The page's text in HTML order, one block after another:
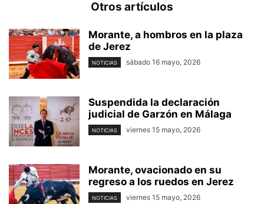
Otros artículos
Morante, a hombros en la plaza
de Jerez
NOTICIAS sábado 16 mayo, 2026
Suspendida la declaración
judicial de Garzón en Málaga
NOTICIAS viernes 15 mayo, 2026
Morante, ovacionado en su
regreso a los ruedos en Jerez
NOTICIAS viernes 15 mayo, 2026